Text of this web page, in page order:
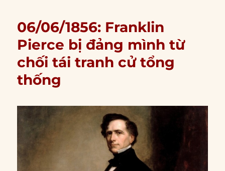
06/06/1856: Franklin
Pierce bị đảng mình từ
chối tái tranh cử tổng
thống